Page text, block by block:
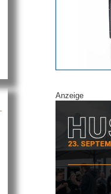
Anzeige